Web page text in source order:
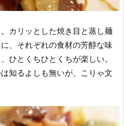
カリッとした焼き目と蒸し麺
、それぞれの食材の芳醇な味
ひとくちひとくちが楽しい。
知るよしも無いが、こりゃ文